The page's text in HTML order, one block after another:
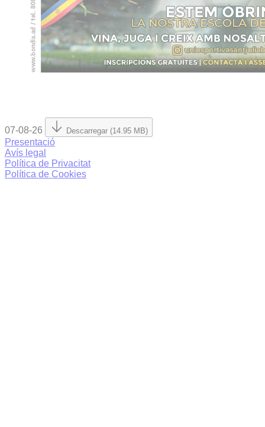
07-08-26 Descarregar (14.95 MB)
Presentació
Avís legal
Política de Privacitat
Política de Cookies